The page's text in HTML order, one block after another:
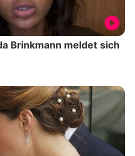
Brinkmann meldet sich